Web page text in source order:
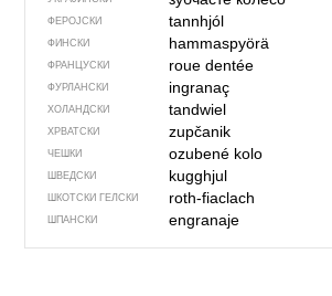
ФЕРОЈСКИ tannhjól
ФИНСКИ hammaspyörä
ФРАНЦУСКИ roue dentée
ФУРЛАНСКИ ingranaç
ХОЛАНДСКИ tandwiel
ХРВАТСКИ zupčanik
ЧЕШКИ ozubené kolo
ШВЕДСКИ kugghjul
ШКОТСКИ ГЕЛСКИ roth-fiaclach
ШПАНСКИ engranaje